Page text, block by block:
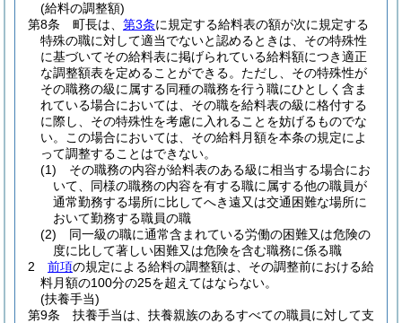
(給料の調整額)
第8条
町長は、 第3条に規定する給料表の額が次に規定する
特殊の職に対して適当でないと認めるときは、その特殊性
に基づいてその給料表に掲げられている給料額につき適正
な調整額表を定めることができる。 ただし、その特殊性が
その職務の級に属する同種の職務を行う職にひとしく含ま
れている場合においては、その職を給料表の級に格付する
に際し、その特殊性を考慮に入れることを妨げるものでな
い。
この場合においては、その給料月額を本条の規定によ
って調整することはできない。
(1)
その職務の内容が給料表のある級に相当する場合にお
いて、同様の職務の内容を有する職に属する他の職員が
通常勤務する場所に比してへき遠又は交通困難な場所に
おいて勤務する職員の職
(2)
同一級の職に通常含まれている労働の困難又は危険の
度に比して著しい困難又は危険を含む職務に係る職
2
前項の規定による給料の調整額は、その調整前における給
料月額の100分の25を超えてはならない。
(扶養手当)
第9条
扶養手当は、扶養親族のあるすべての職員に対して支